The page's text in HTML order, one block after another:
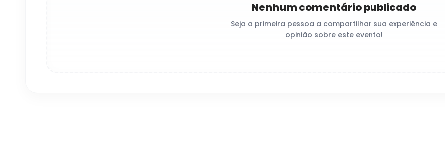
Nenhum comentário publicado
Seja a primeira pessoa a compartilhar sua experiência e
opinião sobre este evento!